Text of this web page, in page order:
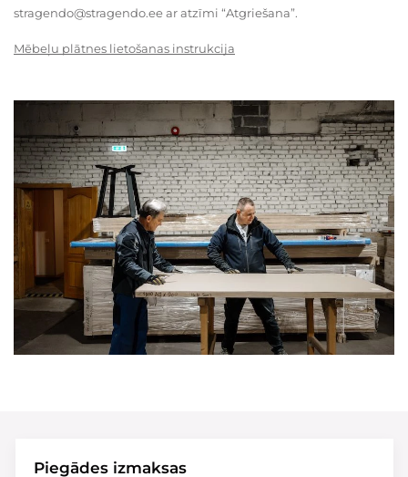
stragendo@stragendo.ee ar atzīmi “Atgriešana”.
Mēbeļu plātnes lietošanas instrukcija
Piegādes izmaksas